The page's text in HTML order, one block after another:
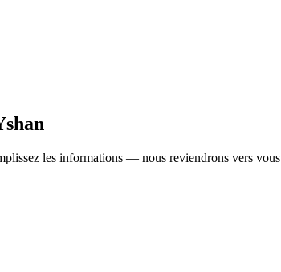
les informations — nous reviendrons vers